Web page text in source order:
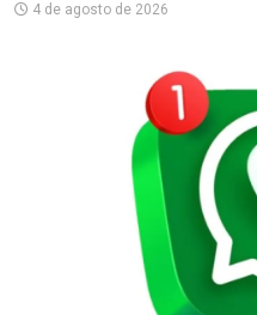
4 de agosto de 2026